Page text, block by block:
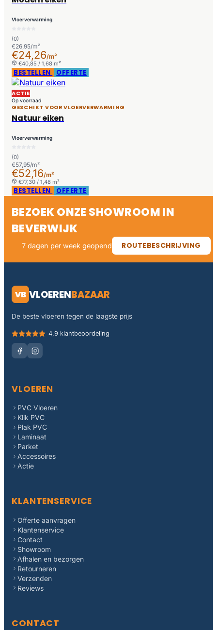
Vloerverwarming
(0)
€26,95/m²
€24,26/m²
€40,85 / 1,68 m²
BESTELLEN OFFERTE
ACTIE
Op voorraad
GESCHIKT VOOR VLOERVERWARMING
Natuur eiken
Vloerverwarming
(0)
€57,95/m²
€52,16/m²
€77,30 / 1,48 m²
BESTELLEN OFFERTE
BEZOEK ONZE SHOWROOM IN
BEVERWIJK
7 dagen per week geopend ROUTEBESCHRIJVING
VB VLOERENBAZAAR
De beste vloeren tegen de laagste prijs
4,9 klantbeoordeling
VLOEREN
PVC Vloeren
Klik PVC
Plak PVC
Laminaat
Parket
Accessoires
Actie
KLANTENSERVICE
Offerte aanvragen
Klantenservice
Contact
Showroom
Afhalen en bezorgen
Retourneren
Verzenden
Reviews
CONTACT